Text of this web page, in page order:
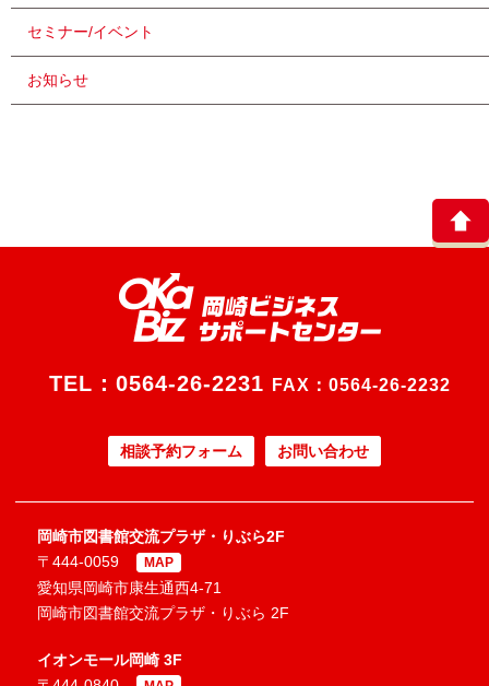
セミナー/イベント
お知らせ
TEL： 0564-26-2231 FAX：0564-26-2232
相談予約フォーム お問い合わせ
岡崎市図書館交流プラザ・りぶら2F
〒444-0059
MAP
愛知県岡崎市康生通西4-71
岡崎市図書館交流プラザ・りぶら 2F
イオンモール岡崎 3F